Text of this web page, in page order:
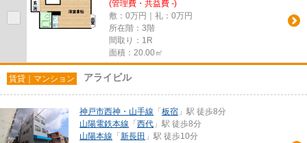
(管理費・共益費 -)
敷：0万円｜礼：0万円
所在階：3階
間取り：1R
面積：20.00㎡
賃貸｜マンション アライビル
神戸市西神・山手線 「 板宿 」駅 徒歩8分
山陽電鉄本線 「 西代 」駅 徒歩8分
山陽本線 「 新長田 」駅 徒歩10分